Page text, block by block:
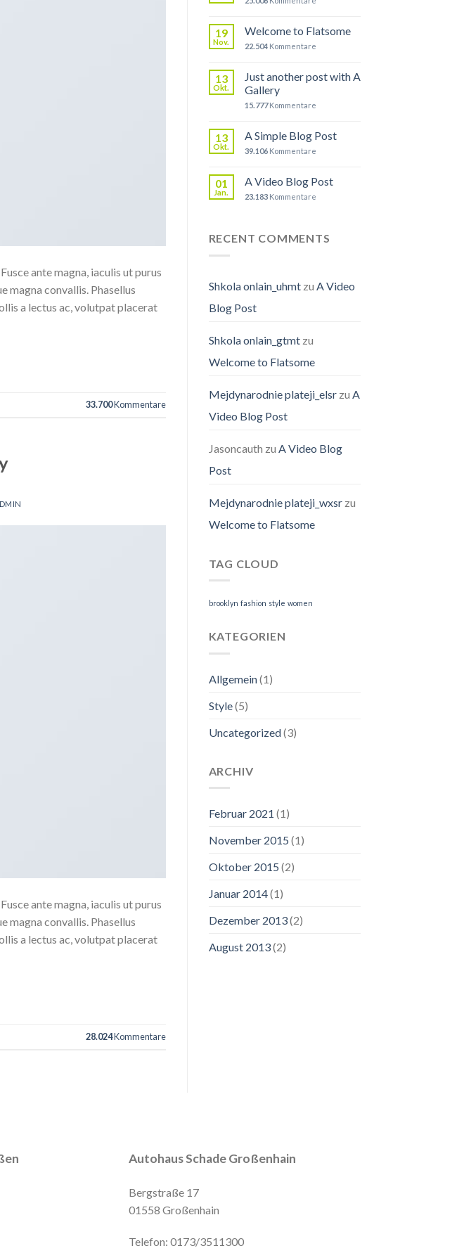
ante magna, iaculis ut purus
magna convallis. Phasellus
a lectus ac, volutpat placerat
33.700Kommentare
ante magna, iaculis ut purus
magna convallis. Phasellus
a lectus ac, volutpat placerat
28.024Kommentare
19
Nov.
Welcome to Flatsome
22.504Kommentare
13
Okt.
Just another post with A
Gallery
15.777Kommentare
13
Okt.
A Simple Blog Post
39.106Kommentare
01
Jan.
A Video Blog Post
23.183Kommentare
RECENT COMMENTS
Shkola onlain_uhmtzu A Video
Blog Post
Shkola onlain_gtmtzu
Welcome to Flatsome
Mejdynarodnie plateji_elsrzu A
Video Blog Post
Jasoncauth zu A Video Blog
Post
Mejdynarodnie plateji_wxsrzu
Welcome to Flatsome
TAG CLOUD
brooklyn fashion style women
KATEGORIEN
Allgemein(1)
Style(5)
Uncategorized(3)
ARCHIV
Februar 2021 (1)
November 2015 (1)
Oktober 2015 (2)
Januar 2014(1)
Dezember 2013(2)
August 2013(2)
Autohaus Schade Großenhain
Bergstraße 17
01558 Großenhain
Telefon: 0173/3511300